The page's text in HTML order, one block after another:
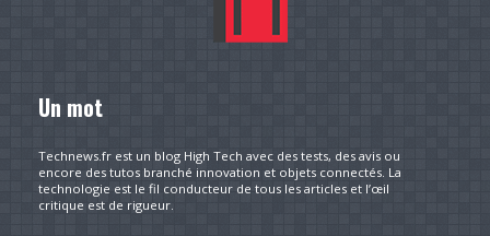
Un mot
Technews.fr est un blog High Tech avec des tests, des avis ou
encore des tutos branché innovation et objets connectés. La
technologie est le fil conducteur de tous les articles et l’œil
critique est de rigueur.